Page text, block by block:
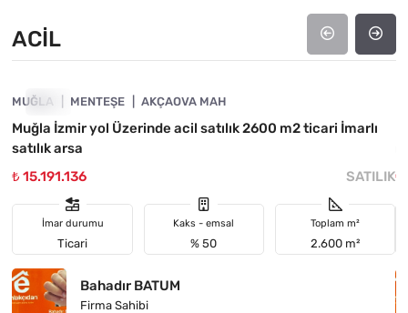
ACIL
ACIL
MUĞLA MENTEŞE AKÇAOVA MAH
Muğla İzmir yol Üzerinde acil satılık 2600 m2 ticari İmarlı
satılık arsa
₺ 15.191.136
SATILIK
İmar durumu
Ticari
Kaks - emsal
% 50
Toplam m²
2.600 m²
Bahadır BATUM
Firma Sahibi
₺